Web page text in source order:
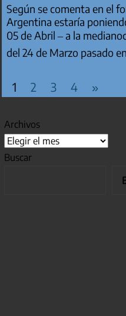
Según se comenta en el
Argentina estaría
05 de Abril – a la
del 24 de Marzo pasado
PAGINACIÓN DE
1 2 3 4 »
Archivos
Buscar